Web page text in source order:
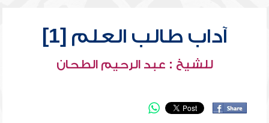
آداب طالب العلم [1]
للشيخ : عبد الرحيم الطحان